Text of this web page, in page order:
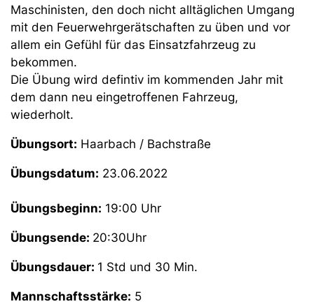
Maschinisten, den doch nicht alltäglichen Umgang
mit den Feuerwehrgerätschaften zu üben und vor
allem ein Gefühl für das Einsatzfahrzeug zu
bekommen.
Die Übung wird defintiv im kommenden Jahr mit
dem dann neu eingetroffenen Fahrzeug,
wiederholt.
Übungsort: Haarbach / Bachstraße
Übungsdatum: 23.06.2022
Übungsbeginn: 19:00 Uhr
Übungsende: 20:30Uhr
Übungsdauer: 1 Std und 30 Min.
Mannschaftsstärke: 5